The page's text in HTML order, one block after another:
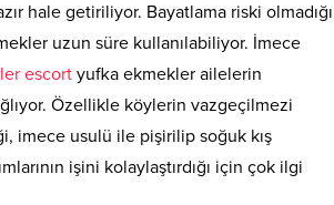
hale getiriliyor. Bayatlama riski olmadığı
uzun süre kullanılabiliyor. İmece
escort yufka ekmekler ailelerin
Özellikle köylerin vazgeçilmezi
imece usulü ile pişirilip soğuk kış
işini kolaylaştırdığı için çok ilgi